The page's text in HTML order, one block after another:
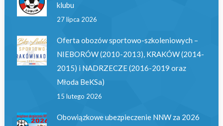
klubu
27 lipca 2026
Oferta obozów sportowo-szkoleniowych –
NIEBORÓW (2010-2013), KRAKÓW (2014-
2015) i NADRZECZE (2016-2019 oraz
Młoda BeKSa)
15 lutego 2026
Obowiązkowe ubezpieczenie NNW za 2026